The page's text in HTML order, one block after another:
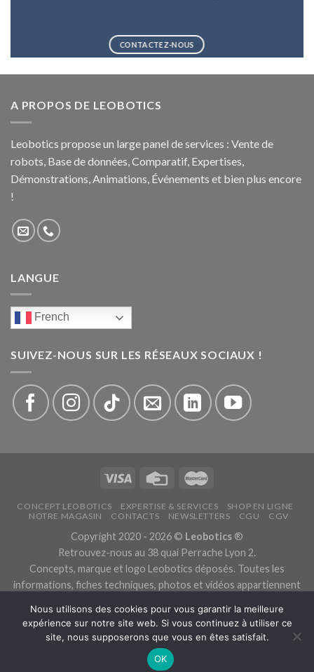
CONTACTEZ-NOUS
A PROPOS DE LEOBOTICS
Leobotics propose un large panel de services : Vente de
robots, Base de données, Comparatif, Expertises,
Démonstrations, Animations, Événements et bien plus encore
!
LANGUE
French
SUIVEZ-NOUS SUR LES RÉSEAUX SOCIAUX !
CONCEPT LEOBOTICS EXPERTISE & SERVICES
SHOP EN LIGNE
NOTRE MAGASIN
CONTACTS NEWSLETTERS CGU CGV
Copyright 2020 - 2026 © Leobotics ®
Retrouvez-nous au 38 quai Perrache Lyon 2.
Concepts, marque et logo Leobotics déposés. Toutes les
informations, fiches techniques, photos et vidéos appartiennent
Les traductions sont automatiques, veuillez nous excuser pour
les traductions erronées.
Politique de confidentialité.
Nous utilisons des cookies pour vous garantir la meilleure
expérience sur notre site web. Si vous continuez à utiliser ce
site, nous supposerons que vous en êtes satisfait.
OK